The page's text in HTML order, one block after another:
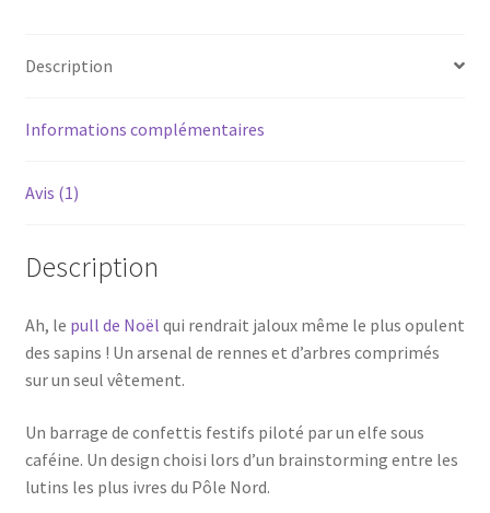
Description
Informations complémentaires
Avis (1)
Description
Ah, le pull de Noël qui rendrait jaloux même le plus opulent
des sapins ! Un arsenal de rennes et d’arbres comprimés
sur un seul vêtement.
Un barrage de confettis festifs piloté par un elfe sous
caféine. Un design choisi lors d’un brainstorming entre les
lutins les plus ivres du Pôle Nord.